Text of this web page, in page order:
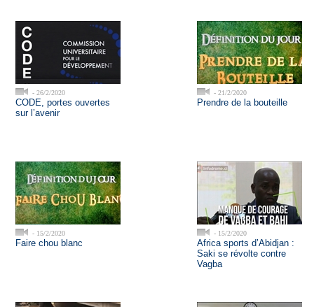
- 26/2/2020
CODE, portes ouvertes
sur l’avenir
- 21/2/2020
Prendre de la bouteille
- 15/2/2020
Faire chou blanc
- 15/2/2020
Africa sports d’Abidjan :
Saki se révolte contre
Vagba